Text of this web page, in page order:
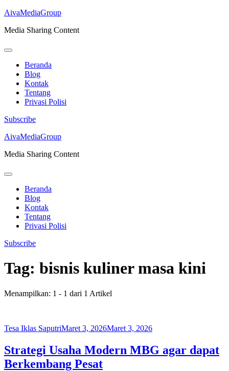
AivaMediaGroup
Media Sharing Content
Beranda
Blog
Kontak
Tentang
Privasi Polisi
Subscribe
Lompat
konten
Enter)
AivaMediaGroup
Media Sharing Content
Beranda
Blog
Kontak
Tentang
Privasi Polisi
Subscribe
Tag: bisnis kuliner masa kini
Menampilkan: 1 - 1 dari 1 Artikel
Tesa Iklas SaputriMaret 3, 2026Maret 3, 2026
Strategi Usaha Modern MBG agar dapat
Berkembang Pesat